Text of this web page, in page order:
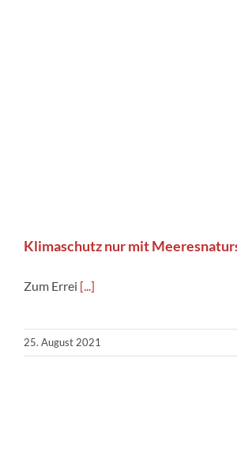
Klimaschutz nur mit
Zum Errei [...]
25. August 2021